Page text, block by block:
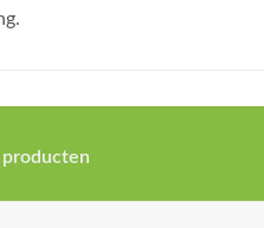
producten